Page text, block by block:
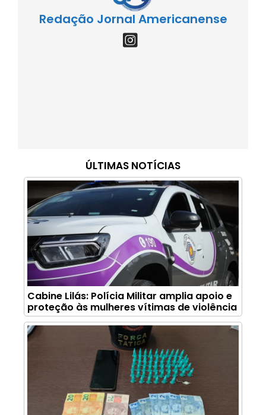
Redação Jornal Americanense
ÚLTIMAS NOTÍCIAS
Cabine Lilás: Polícia Militar amplia apoio e
proteção às mulheres vítimas de violência